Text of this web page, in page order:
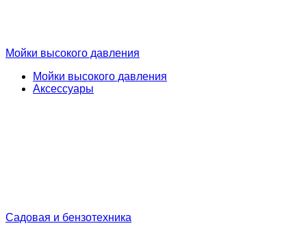
Мойки высокого давления
Мойки высокого давления
Аксессуары
Садовая и бензотехника